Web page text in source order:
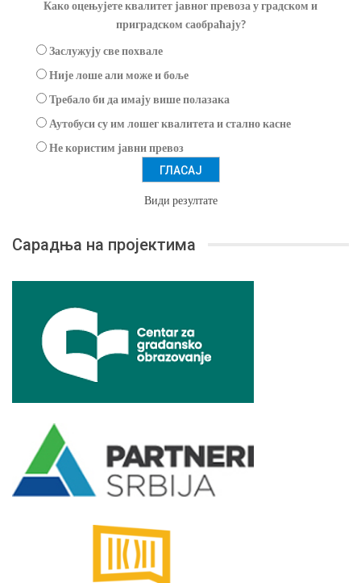
Како оцењујете квалитет јавног превоза у градском и
приградском саобраћају?
Заслужују све похвале
Није лоше али може и боље
Требало би да имају више полазака
Аутобуси су им лошег квалитета и стално касне
Не користим јавни превоз
Види резултате
Сарадња на пројектима